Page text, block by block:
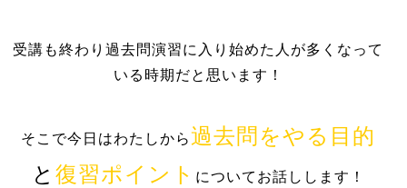
受講も終わり過去問演習に入り始めた人が多くなって
いる時期だと思います！
そこで今日はわたしから過去問をやる目的
と 復習ポイント についてお話しします！